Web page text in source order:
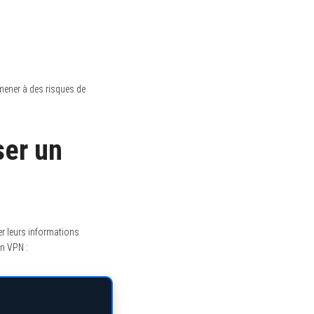
à des risques de
un
leurs informations
VPN :